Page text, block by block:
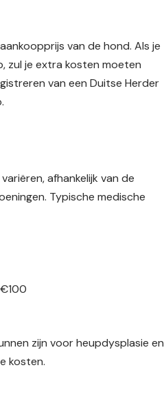
van de hond. Als je
zul je extra kosten moeten
van een Duitse Herder
afhankelijk van de
Typische medische
zijn voor heupdysplasie en
kosten.